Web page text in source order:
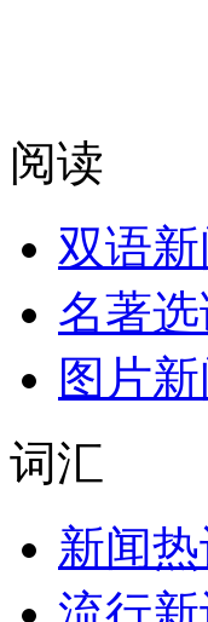
阅读
双语新
名著
图片新
词汇
新闻热